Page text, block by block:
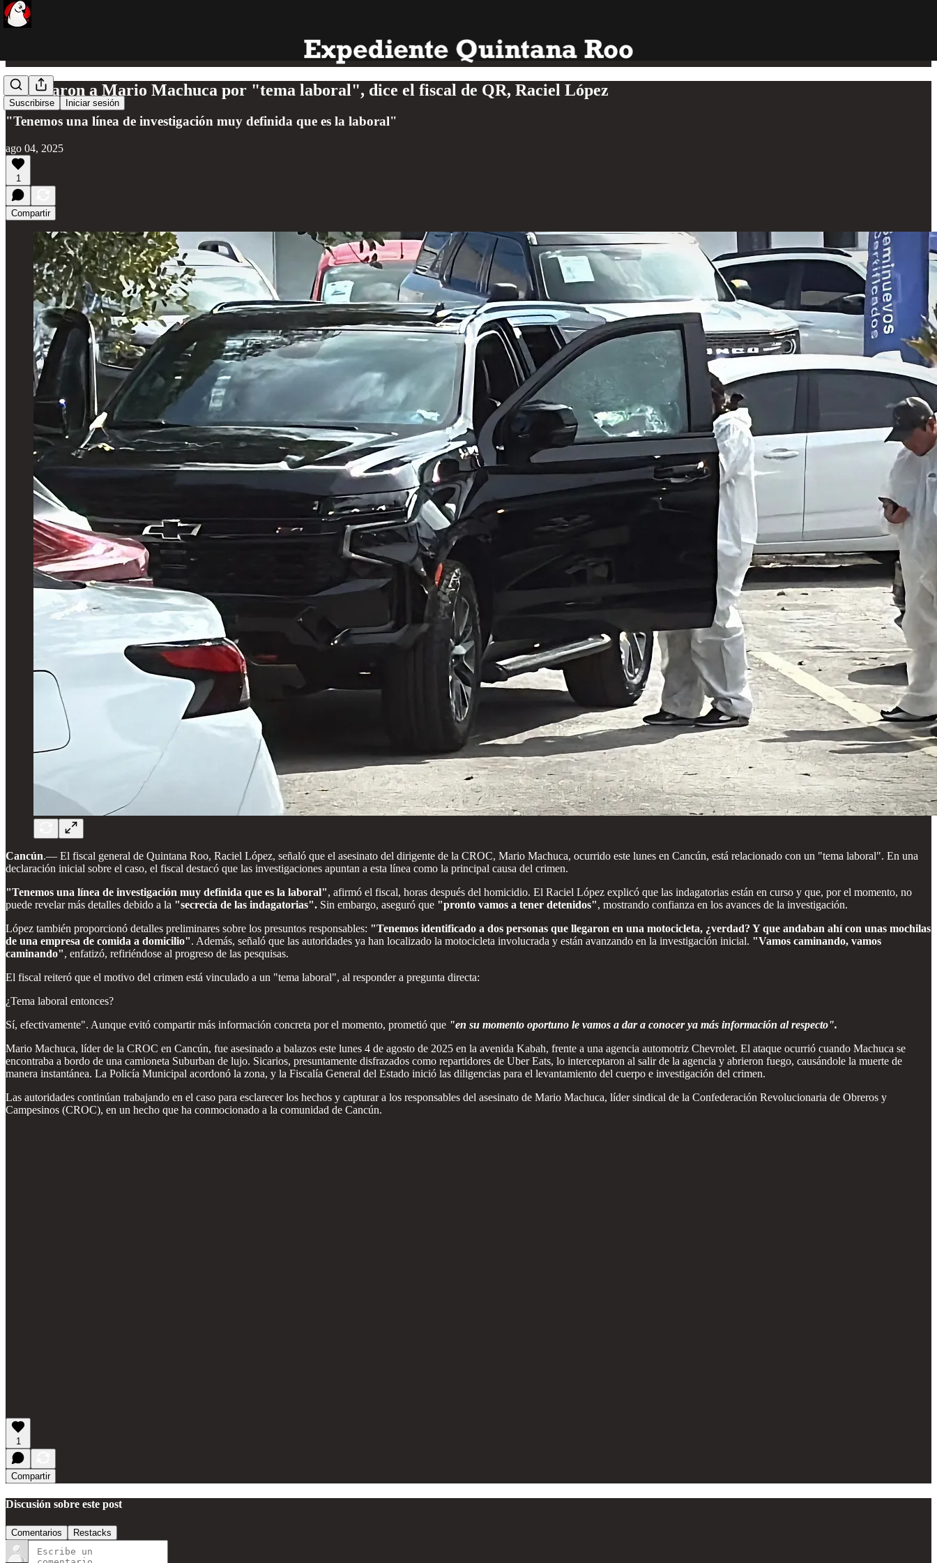
Suscribirse Iniciar sesión
Asesinaron a Mario Machuca por "tema laboral", dice el fiscal de QR, Raciel López
"Tenemos una línea de investigación muy definida que es la laboral"
ago 04, 2025
1
Compartir
Cancún.— El fiscal general de Quintana Roo, Raciel López, señaló que el asesinato del dirigente de la CROC, Mario Machuca, ocurrido este lunes en Cancún, está relacionado con un "tema laboral". En una
declaración inicial sobre el caso, el fiscal destacó que las investigaciones apuntan a esta línea como la principal causa del crimen.
"Tenemos una línea de investigación muy definida que es la laboral", afirmó el fiscal, horas después del homicidio. El Raciel López explicó que las indagatorias están en curso y que, por el momento, no
puede revelar más detalles debido a la "secrecía de las indagatorias". Sin embargo, aseguró que "pronto vamos a tener detenidos", mostrando confianza en los avances de la investigación.
López también proporcionó detalles preliminares sobre los presuntos responsables: "Tenemos identificado a dos personas que llegaron en una motocicleta, ¿verdad? Y que andaban ahí con unas mochilas
de una empresa de comida a domicilio". Además, señaló que las autoridades ya han localizado la motocicleta involucrada y están avanzando en la investigación inicial. "Vamos caminando, vamos
caminando", enfatizó, refiriéndose al progreso de las pesquisas.
El fiscal reiteró que el motivo del crimen está vinculado a un "tema laboral", al responder a pregunta directa:
¿Tema laboral entonces?
Sí, efectivamente". Aunque evitó compartir más información concreta por el momento, prometió que "en su momento oportuno le vamos a dar a conocer ya más información al respecto".
Mario Machuca, líder de la CROC en Cancún, fue asesinado a balazos este lunes 4 de agosto de 2025 en la avenida Kabah, frente a una agencia automotriz Chevrolet. El ataque ocurrió cuando Machuca se
encontraba a bordo de una camioneta Suburban de lujo. Sicarios, presuntamente disfrazados como repartidores de Uber Eats, lo interceptaron al salir de la agencia y abrieron fuego, causándole la muerte de
manera instantánea. La Policía Municipal acordonó la zona, y la Fiscalía General del Estado inició las diligencias para el levantamiento del cuerpo e investigación del crimen.
Las autoridades continúan trabajando en el caso para esclarecer los hechos y capturar a los responsables del asesinato de Mario Machuca, líder sindical de la Confederación Revolucionaria de Obreros y
Campesinos (CROC), en un hecho que ha conmocionado a la comunidad de Cancún.
1
Compartir
Discusión sobre este post
Comentarios Restacks